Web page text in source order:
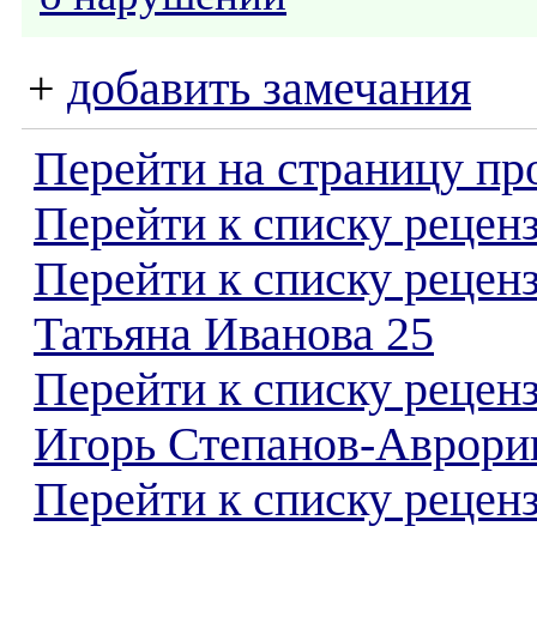
+ добавить замечания
Перейти на страницу
Перейти к списку
Перейти к списку
Татьяна Иванова 25
Перейти к списку
Игорь Степанов-
Перейти к списку